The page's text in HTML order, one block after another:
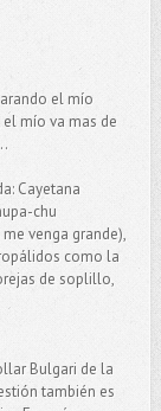
el mío
mío va mas de
Cayetana
chu
venga grande),
como la
de soplillo,
Bulgari de la
también es